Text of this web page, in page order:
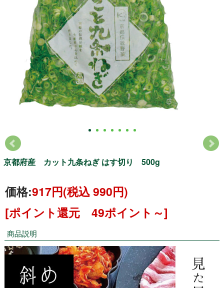
京都府産 カット九条ねぎ はす切り 500g
価格:917円(税込 990円)
[ポイント還元 49ポイント～]
商品説明